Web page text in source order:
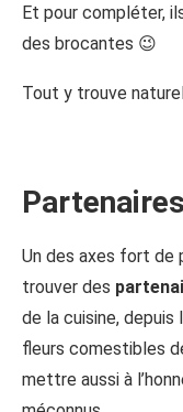
Et pour compléter,
des brocantes 😉
Tout y trouve
Un des axes fort de
trouver des
de la cuisine, depuis
fleurs comestibles
mettre aussi à